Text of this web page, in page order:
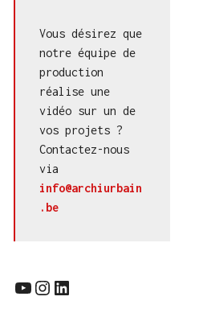
Vous désirez que
notre équipe de
production
réalise une
vidéo sur un de
vos projets ?
Contactez-nous
info@archiurbain
.be
YouTube InstagramLinkedIn